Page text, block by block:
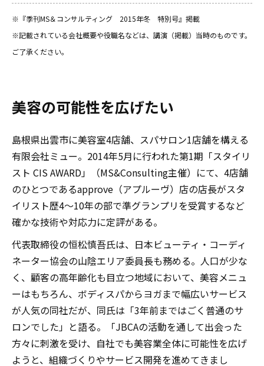
※『季刊MS＆コンサルティング 2015年冬 特別号』掲載
※記載されている会社概要や役職名などは、講演（掲載）当時のものです。
ご了承ください。
美容の可能性を広げたい
島根県出雲市に美容室4店舗、スパサロン1店舗を構える
有限会社ミュー。2014年5月に行われた第1期「スタイリ
スト CIS AWARD」（MS&Consulting主催）にて、4店舗
のひとつであるapprove（アプルーヴ）店の店長がスタ
イリスト歴4～10年の部で準グランプリを受賞するなど
確かな技術や対応力に定評がある。
代表取締役の恒松慎吾氏は、日本ビューティ・コーディ
ネーター協会の山陰エリア委員長も務める。人口が少な
く、顧客の高年齢化も目立つ地域において、美容メニュ
ーはもちろん、ボディスパからヨガまで幅広いサービス
が人気の同社だが、同氏は「3年前まではごく普通のサ
ロンでした」と語る。「JBCAの活動を通して出会った
方々に刺激を受け、自社でも美容業全体に可能性を広げ
ようと、組織づくりやサービス開発を進めてきまし